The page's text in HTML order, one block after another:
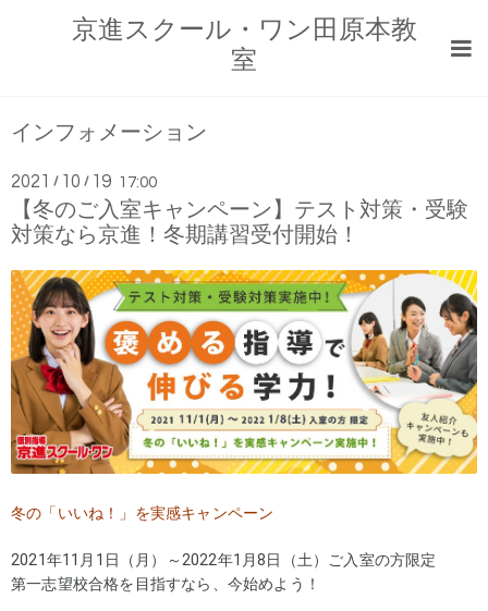
京進スクール・ワン田原本教
室
インフォメーション
2021 / 10 / 19 17:00
【冬のご入室キャンペーン】テスト対策・受験
対策なら京進！冬期講習受付開始！
冬の「いいね！」を実感キャンペーン
2021年11月1日（月）～2022年1月8日（土）ご入室の方限定
第一志望校合格を目指すなら、今始めよう！